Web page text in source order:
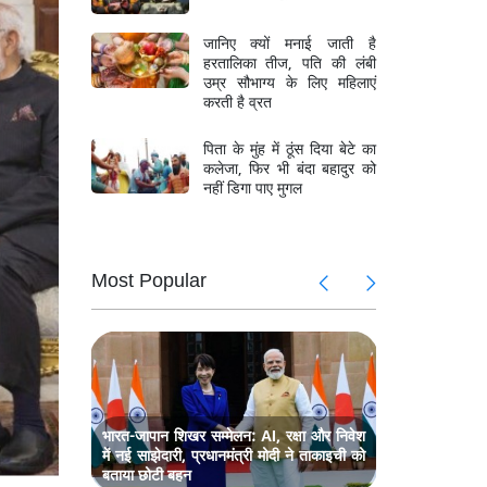
जानिए क्यों मनाई जाती है
हरतालिका तीज, पति की लंबी
उम्र सौभाग्य के लिए महिलाएं
करती है व्रत
पिता के मुंह में ठूंस दिया बेटे का
कलेजा, फिर भी बंदा बहादुर को
नहीं डिगा पाए मुगल
Most Popular
नेशनल
10
की
पर
भारत-जापान शिखर सम्मेलन: AI, रक्षा और निवेश
में नई साझेदारी, प्रधानमंत्री मोदी ने ताकाइची को
बताया छोटी बहन